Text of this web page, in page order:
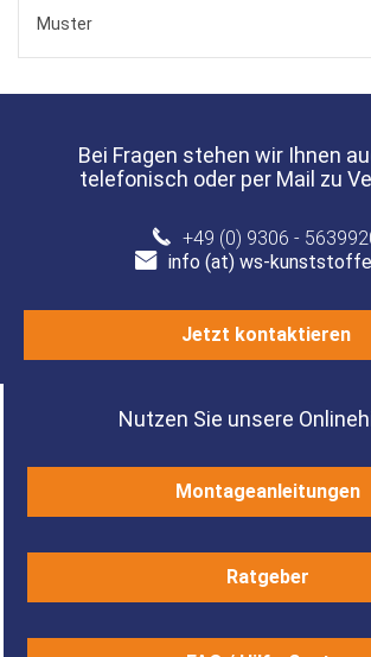
Muster
Bei Fragen stehen wir Ihnen
telefonisch oder per Mail zu
+49 (0) 9306 -
info (at) ws-
Jetzt kontaktieren
Nutzen Sie unsere
Montageanleitungen
Ratgeber